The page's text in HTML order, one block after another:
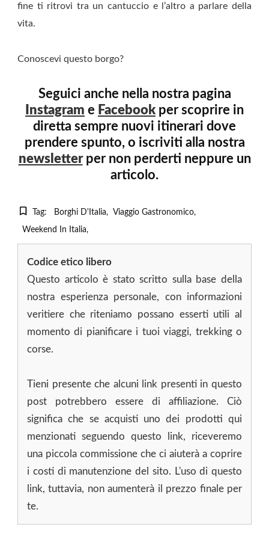
fine ti ritrovi tra un cantuccio e l’altro a parlare della
vita.
Conoscevi questo borgo?
Seguici anche nella nostra pagina
Instagram e Facebook per scoprire in
diretta sempre nuovi itinerari dove
prendere spunto, o iscriviti alla nostra
newsletterper non perderti neppure un
articolo.
Tag: Borghi D'Italia Viaggio Gastronomico
Weekend In Italia
Codice etico libero
Questo articolo è stato scritto sulla base della
nostra esperienza personale, con informazioni
veritiere che riteniamo possano esserti utili al
momento di pianificare i tuoi viaggi, trekking o
corse.
Tieni presente che alcuni link presenti in questo
post potrebbero essere di affiliazione. Ciò
significa che se acquisti uno dei prodotti qui
menzionati seguendo questo link, riceveremo
una piccola commissione che ci aiuterà a coprire
i costi di manutenzione del sito. L'uso di questo
link, tuttavia, non aumenterà il prezzo finale per
te.